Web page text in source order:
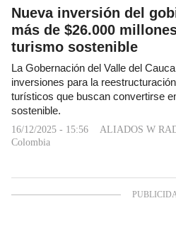
Nueva inversión del
más de $26.000
turismo sostenible
La Gobernación del Valle del
inversiones para la
turísticos que buscan convertirse
sostenible.
16/12/2025 - 15:56
ALIADOS W
Colombia